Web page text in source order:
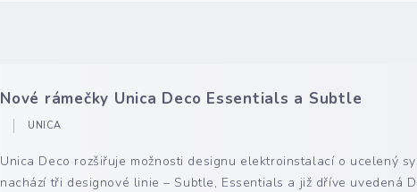
Nové rámečky Unica Deco Essentials a Subtle
UNICA
Unica Deco rozšiřuje možnosti designu elektroinstalací o ucelený
nachází tři designové linie – Subtle, Essentials a již dříve uvedená